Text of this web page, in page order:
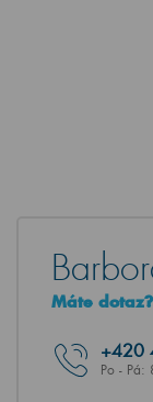
Máte
+420
Po - Pá: